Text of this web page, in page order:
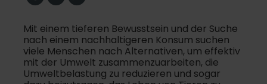
Mit einem tieferen Bewusstsein und der Suche
nach einem nachhaltigeren Konsum suchen
viele Menschen nach Alternativen, um effektiv
mit der Umwelt zusammenzuarbeiten, die
Umweltbelastung zu reduzieren und sogar